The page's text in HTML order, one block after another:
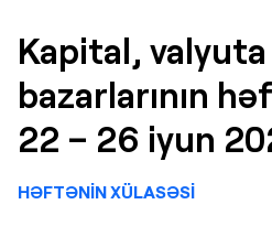
Kapital,
bazarlarının
22 – 26 iyun
HƏFTƏNİN XÜLASƏSİ